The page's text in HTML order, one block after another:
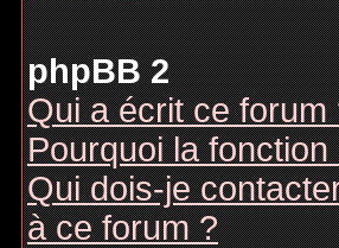
phpBB 2
Qui a écrit ce forum
Pourquoi la
Qui dois-je
à ce forum ?